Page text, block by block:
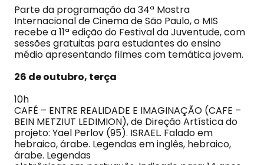
Parte da programação da 34ª Mostra
Internacional de Cinema de São Paulo, o MIS
recebe a 11ª edição do Festival da Juventude, com
sessões gratuitas para estudantes do ensino
médio apresentando filmes com temática jovem.
26 de outubro, terça
10h
CAFÉ – ENTRE REALIDADE E IMAGINAÇÃO (CAFE –
BEIN METZIUT LEDIMION), de Direção Artística do
projeto: Yael Perlov (95). ISRAEL. Falado em
hebraico, árabe. Legendas em inglês, hebraico,
árabe. Legendas